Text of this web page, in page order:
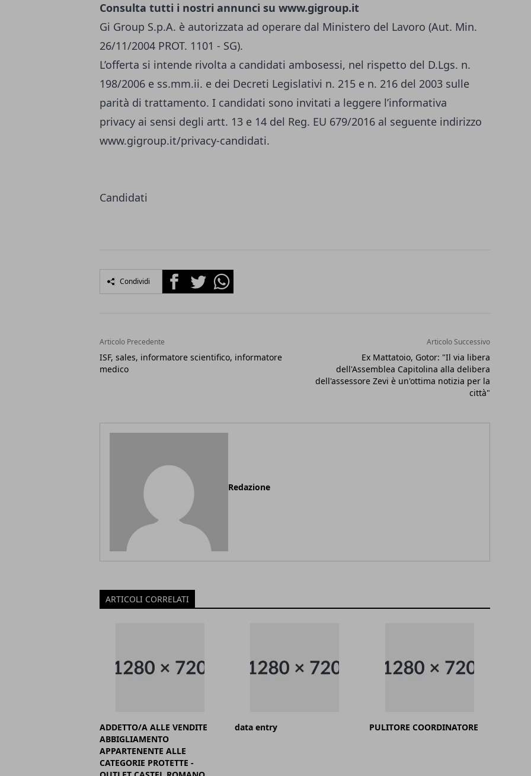
Consulta tutti i nostri annunci su www.gigroup.it
Gi Group S.p.A. è autorizzata ad operare dal Ministero del Lavoro (Aut. Min.
26/11/2004 PROT. 1101 - SG).
L’offerta si intende rivolta a candidati ambosessi, nel rispetto del D.Lgs. n.
198/2006 e ss.mm.ii. e dei Decreti Legislativi n. 215 e n. 216 del 2003 sulle
parità di trattamento. I candidati sono invitati a leggere l’informativa
privacy ai sensi degli artt. 13 e 14 del Reg. EU 679/2016 al seguente indirizzo
www.gigroup.it/privacy-candidati.
Candidati
Condividi FacebookTwitterWhatsapp
Articolo Precedente
ISF, sales, informatore scientifico, informatore
medico
Articolo Successivo
Ex Mattatoio, Gotor: "Il via libera
dell'Assemblea Capitolina alla delibera
dell'assessore Zevi è un'ottima notizia per la
città"
Redazione
ARTICOLI CORRELATI
ADDETTO/A ALLE VENDITE
ABBIGLIAMENTO
APPARTENENTE ALLE
CATEGORIE PROTETTE -
data entry PULITORE COORDINATORE